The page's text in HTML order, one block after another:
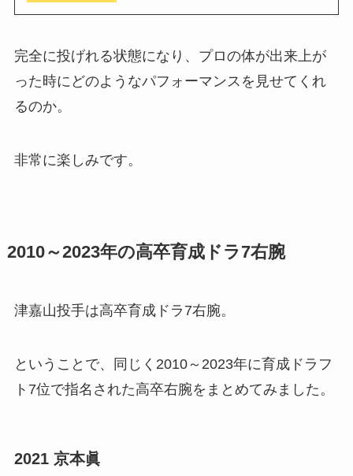
完全に投げれる状態になり、プロの体が出来上が
った時にどのようなパフォーマンスを見せてくれ
るのか。
非常に楽しみです。
2010～2023年の高卒育成ドラ7右腕
津嘉山投手は高卒育成ドラ7右腕。
ということで、同じく2010～2023年に育成ドラフ
ト7位で指名された高卒右腕をまとめてみました。
2021 京本眞